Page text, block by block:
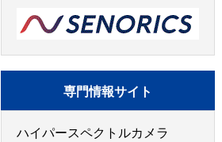
専門情報サイト
ハイパースペクトルカメラ